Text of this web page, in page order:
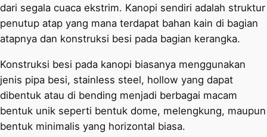
dari segala cuaca ekstrim. Kanopi sendiri adalah struktur
penutup atap yang mana terdapat bahan kain di bagian
atapnya dan konstruksi besi pada bagian kerangka.
Konstruksi besi pada kanopi biasanya menggunakan
jenis pipa besi, stainless steel, hollow yang dapat
dibentuk atau di bending menjadi berbagai macam
bentuk unik seperti bentuk dome, melengkung, maupun
bentuk minimalis yang horizontal biasa.